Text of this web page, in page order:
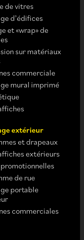
de vitres
d’édifices
et «wrap» de
sur matériaux
commerciale
mural imprimé
extérieur
et drapeaux
extérieurs
de rue
portable
commerciales